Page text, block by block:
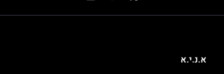
א.נ.י.א